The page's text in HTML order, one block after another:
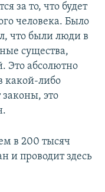
за то, что будет
человека. Было
что были люди в
существа,
Это абсолютно
какой-либо
законы, это
в 200 тысяч
и проводит здесь